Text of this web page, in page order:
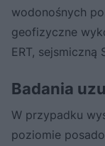
wodonośnych
geofizyczne
ERT, sejsmiczną
Badania
W przypadku
poziomie